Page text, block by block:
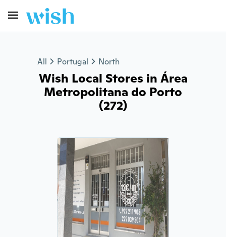
All Portugal North
Wish Local Stores in Área
Metropolitana do Porto
(272)